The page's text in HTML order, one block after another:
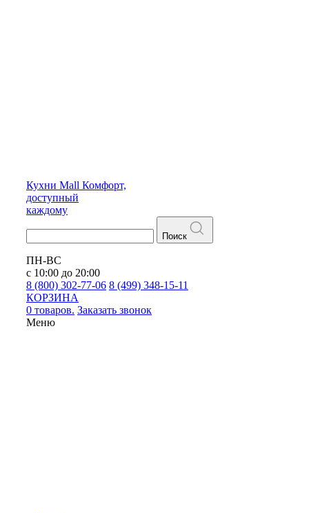
Кухни Mall Комфорт,
доступный
каждому
Поиск
ПН-ВС
с 10:00 до 20:00
8 (800) 302-77-06 8 (499) 348-15-11
КОРЗИНА
0 товаров. Заказать звонок
Меню